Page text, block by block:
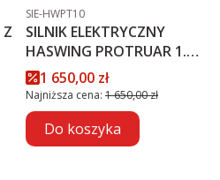
Kod produktu
SIE-HWPT10
SILNIK ELEKTRYCZNY
HASWING PROTRUAR 1.0 -
12VCena promocyjna
1 650,00 zł
Najniższa cena: 1 650,00 zł
Do koszyka